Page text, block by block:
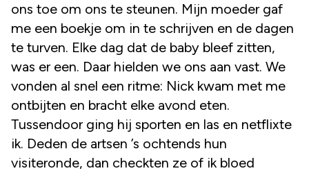
ons toe om ons te steunen. Mijn moeder gaf
me een boekje om in te schrijven en de dagen
te turven. Elke dag dat de baby bleef zitten,
was er een. Daar hielden we ons aan vast. We
vonden al snel een ritme: Nick kwam met me
ontbijten en bracht elke avond eten.
Tussendoor ging hij sporten en las en netflixte
ik. Deden de artsen ’s ochtends hun
visiteronde, dan checkten ze of ik bloed